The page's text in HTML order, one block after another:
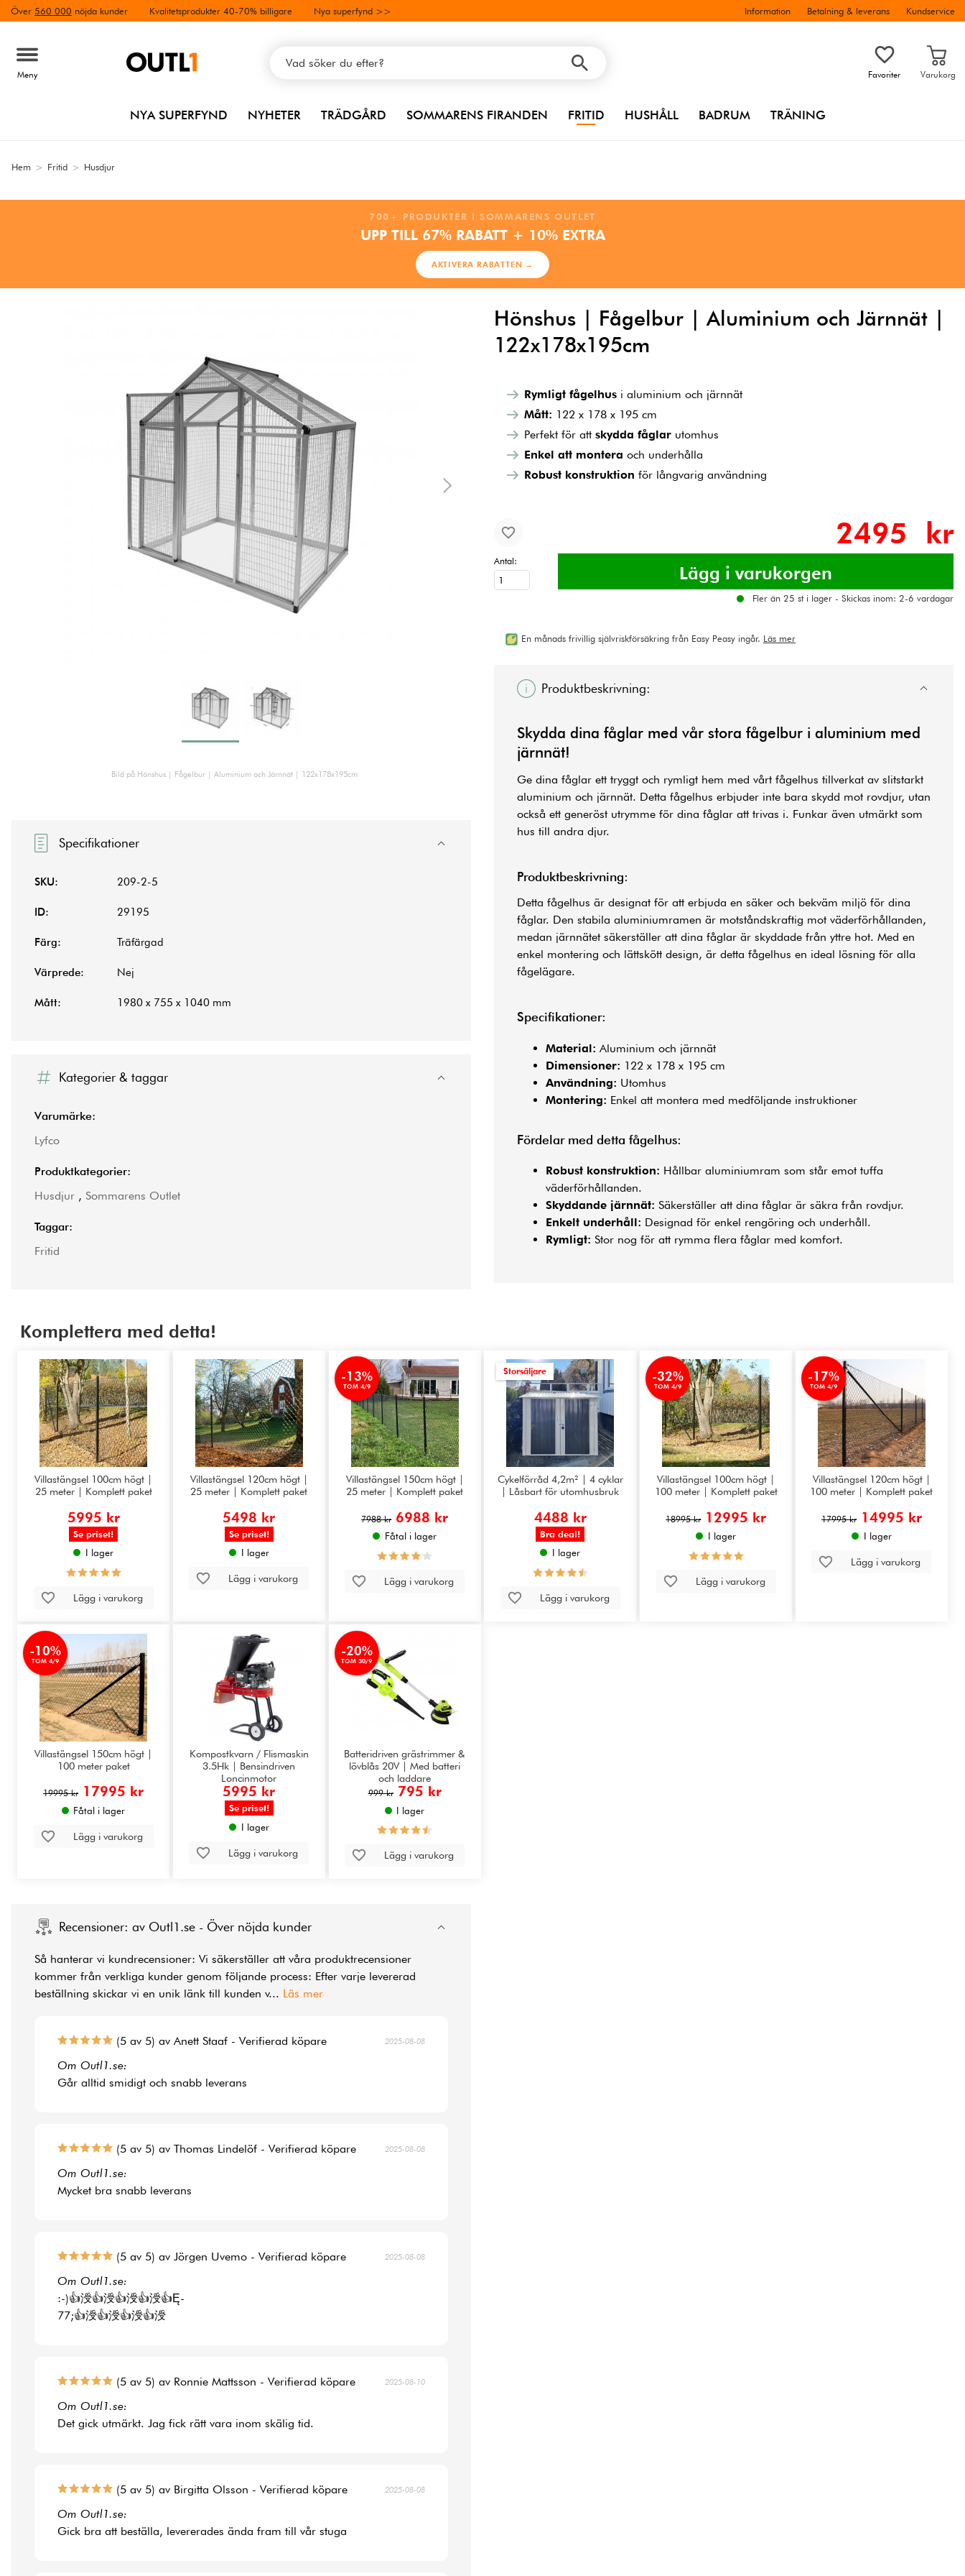
Över 560 000 nöjda kunder Kvalitetsprodukter 40-70% billigare Nya superfynd >> Information Betalning & leverans Kundservice
Meny Favoriter Varukorg
NYA SUPERFYND NYHETER TRÄDGÅRD SOMMARENS FIRANDEN FRITID HUSHÅLL BADRUM TRÄNING
Hem > Fritid > Husdjur
700+ PRODUKTER I SOMMARENS OUTLET
UPP TILL 67% RABATT + 10% EXTRA
AKTIVERA RABATTEN →
Hönshus | Fågelbur | Aluminium och Järnnät |
122x178x195cm
Bild på Hönshus | Fågelbur | Aluminium och Järnnät | 122x178x195cm
Rymligt fågelhusi aluminium och järnnät
Mått: 122 x 178 x 195 cm
Perfekt för att skydda fåglarutomhus
Enkel att montera och underhålla
Robust konstruktion för långvarig användning
2495 kr
Antal:
Fler än 25 st i lager - Skickas inom: 2-6 vardagar
En månads frivillig självriskförsäkring från Easy Peasy ingår. Läs mer
Produktbeskrivning:
Skydda dina fåglar med vår stora fågelbur i aluminium med
järnnät!
Ge dina fåglar ett tryggt och rymligt hem med vårt fågelhus tillverkat av slitstarkt
aluminium och järnnät. Detta fågelhus erbjuder inte bara skydd mot rovdjur, utan
också ett generöst utrymme för dina fåglar att trivas i. Funkar även utmärkt som
hus till andra djur.
Produktbeskrivning:
Detta fågelhus är designat för att erbjuda en säker och bekväm miljö för dina
fåglar. Den stabila aluminiumramen är motståndskraftig mot väderförhållanden,
medan järnnätet säkerställer att dina fåglar är skyddade från yttre hot. Med en
enkel montering och lättskött design, är detta fågelhus en ideal lösning för alla
fågelägare.
Specifikationer:
Material: Aluminium och järnnät
Dimensioner: 122 x 178 x 195 cm
Användning: Utomhus
Montering: Enkel att montera med medföljande instruktioner
Fördelar med detta fågelhus:
Robust konstruktion: Hållbar aluminiumram som står emot tuffa
väderförhållanden.
Skyddande järnnät: Säkerställer att dina fåglar är säkra från rovdjur.
Enkelt underhåll: Designad för enkel rengöring och underhåll.
Rymligt: Stor nog för att rymma flera fåglar med komfort.
Specifikationer
SKU: 209-2-5
ID: 29195
Färg: Träfärgad
Värprede: Nej
Mått: 1980 x 755 x 1040 mm
Kategorier & taggar
Varumärke:
Lyfco
Produktkategorier:
Husdjur , Sommarens Outlet
Taggar:
Fritid
Komplettera med detta!
Villastängsel 100cm högt |
25 meter | Komplett paket
5995 kr
Se priset!
I lager
Lägg i varukorg
Villastängsel 120cm högt |
25 meter | Komplett paket
5498 kr
Se priset!
I lager
Lägg i varukorg
-13%
TOM 4/9
Villastängsel 150cm högt |
25 meter | Komplett paket
7988 kr 6988 kr
Fåtal i lager
Lägg i varukorg
Storsäljare
Cykelförråd 4,2m² | 4 cyklar
| Låsbart för utomhusbruk
4488 kr
Bra deal!
I lager
Lägg i varukorg
-32%
TOM 4/9
Villastängsel 100cm högt |
100 meter | Komplett paket
18995 kr 12995 kr
I lager
Lägg i varukorg
-17%
TOM 4/9
Villastängsel 120cm högt |
100 meter | Komplett paket
17995 kr 14995 kr
I lager
Lägg i varukorg
-10%
TOM 4/9
Villastängsel 150cm högt |
100 meter paket
19995 kr 17995 kr
Fåtal i lager
Lägg i varukorg
Kompostkvarn / Flismaskin
3.5Hk | Bensindriven
Loncinmotor
5995 kr
Se priset!
I lager
Lägg i varukorg
-20%
TOM 30/9
Batteridriven grästrimmer &
lövblås 20V | Med batteri
och laddare
999 kr 795 kr
I lager
Lägg i varukorg
Recensioner: av Outl1.se - Över nöjda kunder
Så hanterar vi kundrecensioner: Vi säkerställer att våra produktrecensioner
kommer från verkliga kunder genom följande process: Efter varje levererad
beställning skickar vi en unik länk till kunden v... Läs mer
(5 av 5) av Anett Staaf - Verifierad köpare 2025-08-08
Om Outl1.se:
Går alltid smidigt och snabb leverans
(5 av 5) av Thomas Lindelöf - Verifierad köpare 2025-08-08
Om Outl1.se:
Mycket bra snabb leverans
(5 av 5) av Jörgen Uvemo - Verifierad köpare 2025-08-08
Om Outl1.se:
:-)👍涭👍涭👍涭👍涭👍Ę-
77;👍涭👍涭👍涭👍涭
(5 av 5) av Ronnie Mattsson - Verifierad köpare 2025-08-10
Om Outl1.se:
Det gick utmärkt. Jag fick rätt vara inom skälig tid.
(5 av 5) av Birgitta Olsson - Verifierad köpare 2025-08-08
Om Outl1.se:
Gick bra att beställa, levererades ända fram till vår stuga